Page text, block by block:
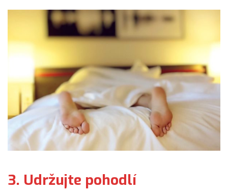
3. Udržujte pohodlí